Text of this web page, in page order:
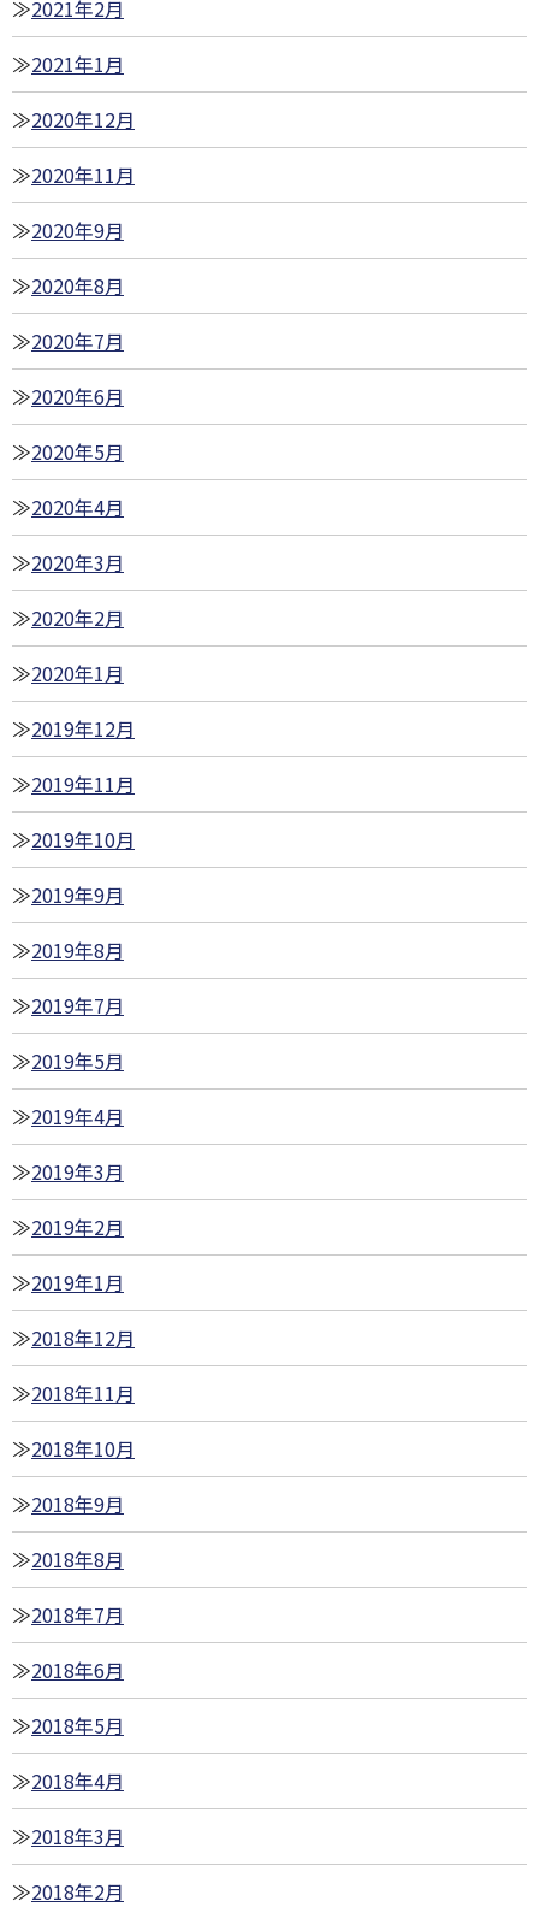
2021年2月
2021年1月
2020年12月
2020年11月
2020年9月
2020年8月
2020年7月
2020年6月
2020年5月
2020年4月
2020年3月
2020年2月
2020年1月
2019年12月
2019年11月
2019年10月
2019年9月
2019年8月
2019年7月
2019年5月
2019年4月
2019年3月
2019年2月
2019年1月
2018年12月
2018年11月
2018年10月
2018年9月
2018年8月
2018年7月
2018年6月
2018年5月
2018年4月
2018年3月
2018年2月